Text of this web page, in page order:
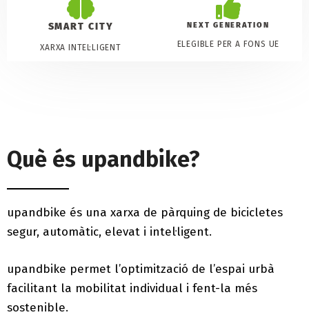
SMART CITY
XARXA INTEL·LIGENT
NEXT GENERATION
ELEGIBLE PER A FONS UE
Què és upandbike?
upandbike és una xarxa de pàrquing de bicicletes
segur, automàtic, elevat i intel·ligent.
upandbike permet l’optimització de l’espai urbà
facilitant la mobilitat individual i fent-la més
sostenible.